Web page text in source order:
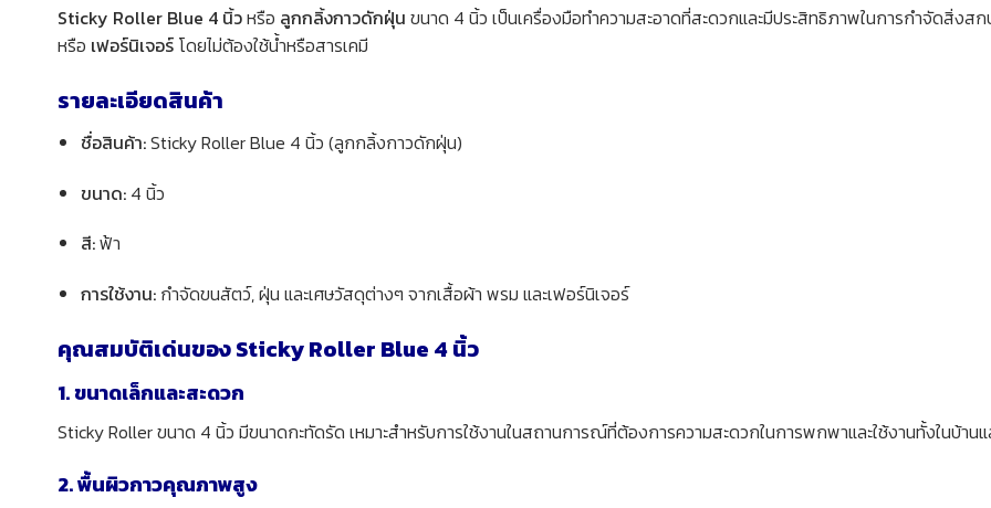
Sticky Roller Blue 4 นิ้วหรือ ลูกกลิ้งกาวดักฝุ่น ขนาด 4 นิ้ว เป็นเครื่องมือทำความสะอาดที่สะดวกและมีประสิทธิภาพในการกำจัดสิ่งส
หรือ เฟอร์นิเจอร์ โดยไม่ต้องใช้น้ำหรือสารเคมี
รายละเอียดสินค้า
ชื่อสินค้า:Sticky Roller Blue 4 นิ้ว (ลูกกลิ้งกาวดักฝุ่น)
ขนาด:4 นิ้ว
สี:ฟ้า
การใช้งาน:กำจัดขนสัตว์, ฝุ่น และเศษวัสดุต่างๆ จากเสื้อผ้า พรม และเฟอร์นิเจอร์
คุณสมบัติเด่นของ Sticky Roller Blue 4 นิ้ว
1. ขนาดเล็กและสะดวก
Sticky Roller ขนาด 4 นิ้ว มีขนาดกะทัดรัด เหมาะสำหรับการใช้งานในสถานการณ์ที่ต้องการความสะดวกในการพกพาและใช้งานทั้งในบ้านแ
2. พื้นผิวกาวคุณภาพสูง